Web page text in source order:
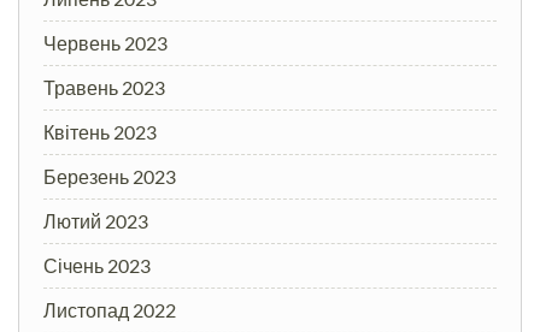
Червень 2023
Травень 2023
Квітень 2023
Березень 2023
Лютий 2023
Січень 2023
Листопад 2022